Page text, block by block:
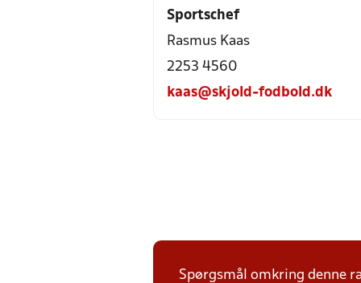
Sportschef
Rasmus Kaas
2253 4560
kaas@skjold-fodbold.dk
Spørgsmål omkring denne